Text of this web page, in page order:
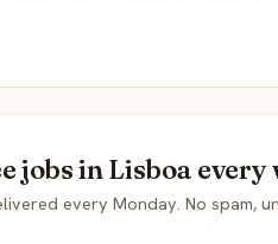
jobs in Lisboa every
every Monday. No spam,